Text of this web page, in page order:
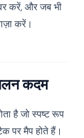
करें, और जब भी
करें।
कदम
है जो स्पष्ट रूप
पर मैप होते हैं।